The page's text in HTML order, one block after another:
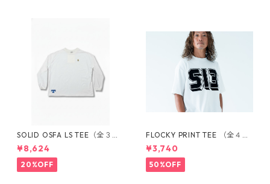
SOLID OSFA LS TEE（全３カ
ラー）1730101010
¥8,624
20%OFF
FLOCKY PRINT TEE （全４カ
ラー）1660301005
¥3,740
50%OFF